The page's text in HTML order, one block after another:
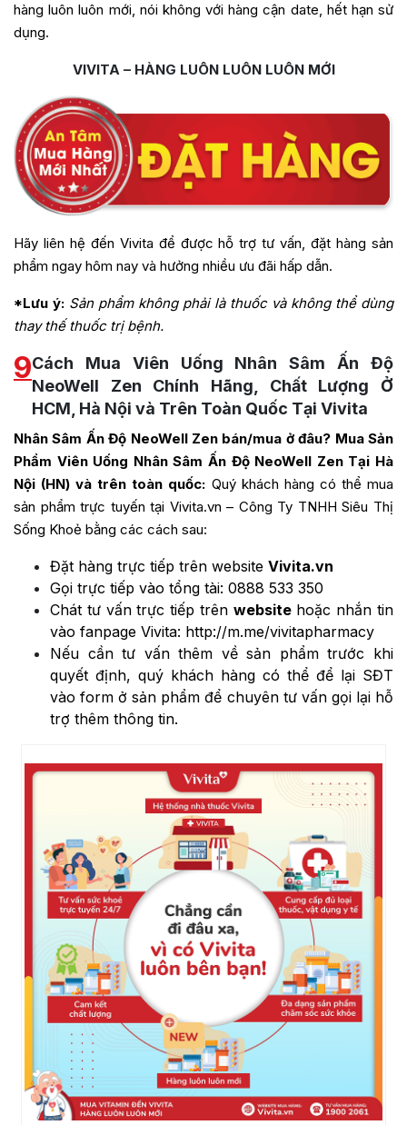
hàng luôn luôn mới, nói không với hàng cận date, hết hạn sử
dụng.
VIVITA – HÀNG LUÔN LUÔN LUÔN MỚI
Hãy liên hệ đến Vivita để được hỗ trợ tư vấn, đặt hàng sản
phẩm ngay hôm nay và hưởng nhiều ưu đãi hấp dẫn.
*Lưu ý: Sản phẩm không phải là thuốc và không thể dùng
thay thế thuốc trị bệnh.
9Cách Mua Viên Uống Nhân Sâm Ấn Độ
NeoWell Zen Chính Hãng, Chất Lượng Ở
HCM, Hà Nội và Trên Toàn Quốc Tại Vivita
Nhân Sâm Ấn Độ NeoWell Zen bán/mua ở đâu? Mua Sản
Phẩm Viên Uống Nhân Sâm Ấn Độ NeoWell ZenTại Hà
Nội (HN) và trên toàn quốc: Quý khách hàng có thể mua
sản phẩm trực tuyến tại Vivita.vn – Công Ty TNHH Siêu Thị
Sống Khoẻ bằng các cách sau:
Đặt hàng trực tiếp trên website Vivita.vn
Gọi trực tiếp vào tổng tài: 0888 533 350
Chát tư vấn trực tiếp trên websitehoặc nhắn tin
vào fanpage Vivita: http://m.me/vivitapharmacy
Nếu cần tư vấn thêm về sản phẩm trước khi
quyết định, quý khách hàng có thể để lại SĐT
vào form ở sản phẩm để chuyên tư vấn gọi lại hỗ
trợ thêm thông tin.